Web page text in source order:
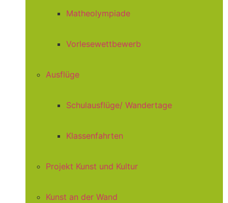
Matheolympiade
Vorlesewettbewerb
Ausflüge
Schulausflüge/ Wandertage
Klassenfahrten
Projekt Kunst und Kultur
Kunst an der Wand